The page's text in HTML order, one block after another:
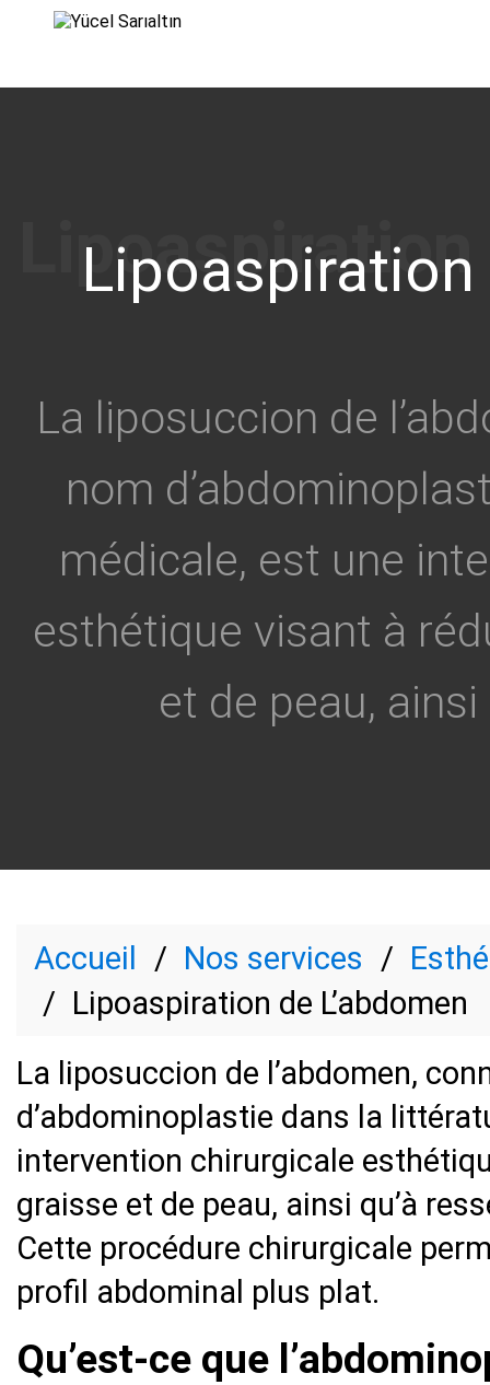
Lipoaspiration
La liposuccion de
nom
médicale, est une
esthétique visant à
et de peau, ainsi
Accueil Nos services
Lipoaspiration de L’abdomen
La liposuccion de l’abdomen,
d’abdominoplastie dans la
intervention chirurgicale
graisse et de peau, ainsi qu’à
Cette procédure chirurgicale
profil abdominal plus plat.
Qu’est-ce que